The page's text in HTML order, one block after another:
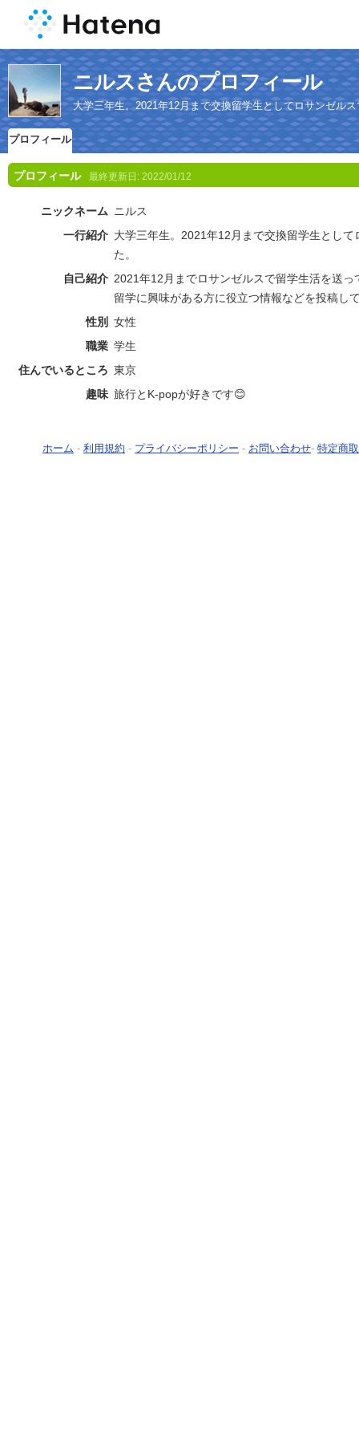
ニルスさんのプロフィール
大学三年生。2021年12月まで交換留学生としてロサンゼル
プロフィール
プロフィール 最終更新日: 2022/01/12
ニックネーム ニルス
一行紹介 大学三年生。2021年12月まで交換留学生とし
た。
自己紹介 2021年12月までロサンゼルスで留学生活を送
留学に興味がある方に役立つ情報などを投稿し
性別
女性
職業 学生
住んでいるところ 東京
趣味 旅行とK-popが好きです😊
ホーム - 利用規約 - プライバシーポリシー - お問い合わせ- 特定商